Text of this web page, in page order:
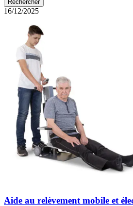
16/12/2025
Aide au relèvement mobile et